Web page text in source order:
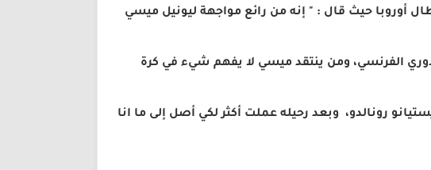
أوروبا حيث قال : " إنه من رائع مواجهة ليونيل ميسي
الفرنسي، ومن ينتقد ميسي لا يفهم شيء في كرة
رونالدو، وبعد رحيله عملت أكثر لكي أصل إلى ما انا